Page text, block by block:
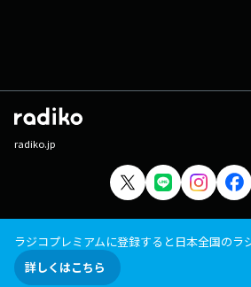
radiko.jp
ラジコプレミアムに登録すると日本全国のラ
詳しくはこちら